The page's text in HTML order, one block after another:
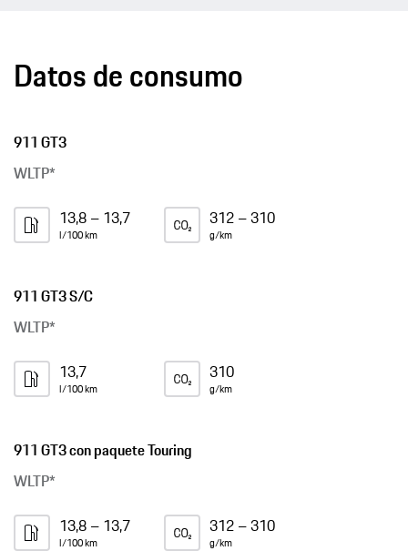
Datos de consumo
911 GT3
WLTP*
13,8 – 13,7
l/100 km
312 – 310
g/km
911 GT3 S/C
WLTP*
13,7
l/100 km
310
g/km
911 GT3 con paquete Touring
WLTP*
13,8 – 13,7
l/100 km
312 – 310
g/km